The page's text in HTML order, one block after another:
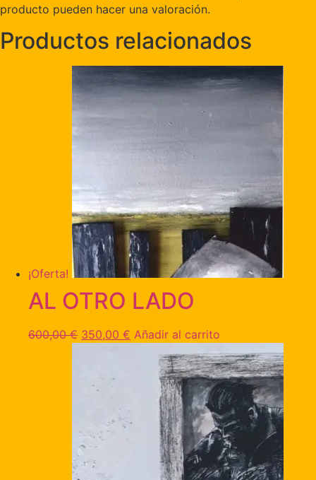
producto pueden hacer una valoración.
Productos relacionados
¡Oferta!
AL OTRO LADO
600,00€ 350,00 € Añadir al carrito